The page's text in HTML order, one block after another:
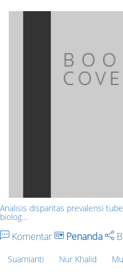
Analisis disparitas prevalensi
biolog…
Komentar Penanda
Suarnianti Nur Khalid